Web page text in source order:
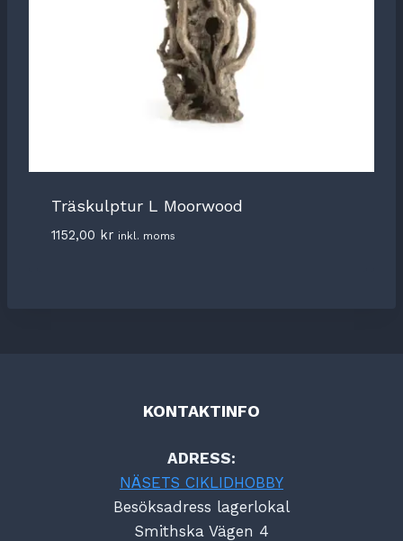
Träskulptur L Moorwood
1152,00 kr inkl. moms
KONTAKTINFO
ADRESS:
NÄSETS CIKLIDHOBBY
Besöksadress lagerlokal
Smithska Vägen 4